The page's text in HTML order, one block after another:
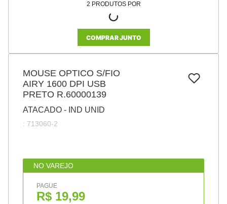
2 PRODUTOS POR
COMPRAR JUNTO
MOUSE OPTICO S/FIO
AIRY 1600 DPI USB
PRETO R.60000139
ATACADO - IND UNID
: 713060-2
NO VAREJO
PAGUE
R$ 19,99